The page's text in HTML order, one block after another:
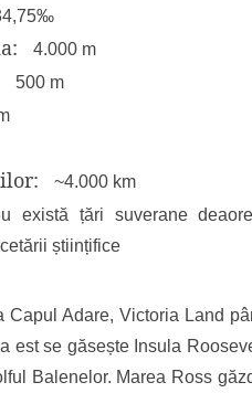
4.000 m
500 m
~4.000 km
există țări suverane
științifice
Adare, Victoria Land
est se găsește Insula
Balenelor. Marea Ross